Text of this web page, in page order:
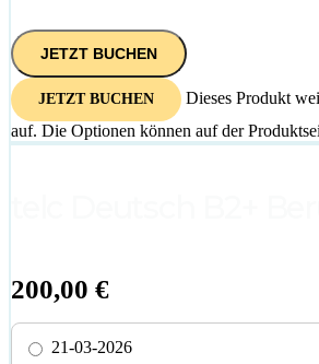
JETZT BUCHEN
JETZT BUCHEN
Dieses Produkt
auf. Die Optionen können auf der
200,00 €
21-03-2026